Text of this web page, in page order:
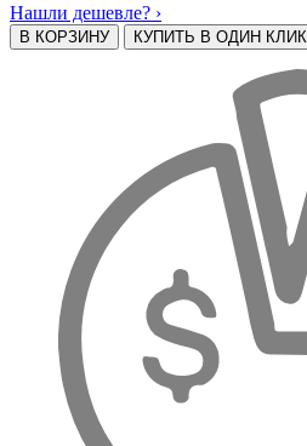
Нашли дешевле? ›
В КОРЗИНУ КУПИТЬ В ОДИН КЛИК